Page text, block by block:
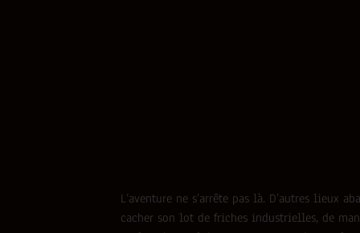
L’aventure ne s’arrête pas là. D’autres lieux
cacher son lot de friches industrielles, de